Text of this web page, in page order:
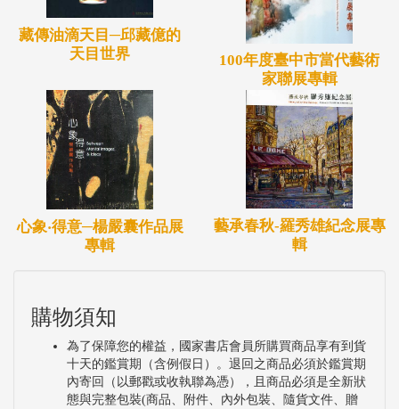
藏傳油滴天目─邱藏億的
天目世界
100年度臺中市當代藝術
家聯展專輯
心象‧得意─楊嚴囊作品展
專輯
藝承春秋-羅秀雄紀念展專
輯
購物須知
為了保障您的權益，國家書店會員所購買商品享有到貨
十天的鑑賞期（含例假日）。退回之商品必須於鑑賞期
內寄回（以郵戳或收執聯為憑），且商品必須是全新狀
態與完整包裝(商品、附件、內外包裝、隨貨文件、贈